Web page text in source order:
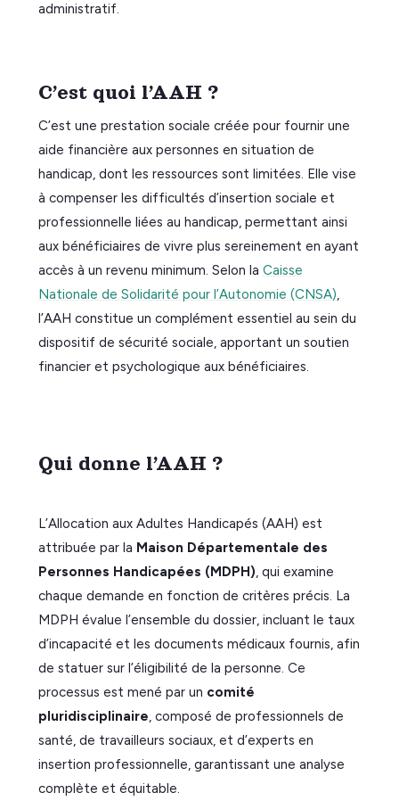
administratif.
C’est quoi l’AAH ?
C’est une prestation sociale créée pour fournir une
aide financière aux personnes en situation de
handicap, dont les ressources sont limitées. Elle vise
à compenser les difficultés d’insertion sociale et
professionnelle liées au handicap, permettant ainsi
aux bénéficiaires de vivre plus sereinement en ayant
accès à un revenu minimum. Selon la Caisse
Nationale de Solidarité pour l’Autonomie (CNSA),
l’AAH constitue un complément essentiel au sein du
dispositif de sécurité sociale, apportant un soutien
financier et psychologique aux bénéficiaires.
Qui donne l’AAH ?
L’Allocation aux Adultes Handicapés (AAH) est
attribuée par la Maison Départementale des
Personnes Handicapées (MDPH), qui examine
chaque demande en fonction de critères précis. La
MDPH évalue l’ensemble du dossier, incluant le taux
d’incapacité et les documents médicaux fournis, afin
de statuer sur l’éligibilité de la personne. Ce
processus est mené par un comité
pluridisciplinaire, composé de professionnels de
santé, de travailleurs sociaux, et d’experts en
insertion professionnelle, garantissant une analyse
complète et équitable.